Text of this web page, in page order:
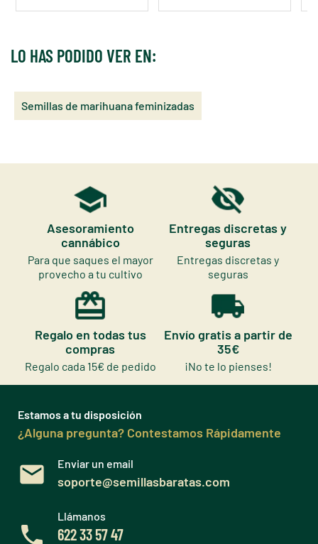
LO HAS PODIDO VER EN:
Semillas de marihuana feminizadas
Asesoramiento
cannábico
Para que saques el mayor
provecho a tu cultivo
Entregas discretas y
seguras
Entregas discretas y
seguras
Regalo en todas tus
compras
Regalo cada 15€ de pedido
Envío gratis a partir de
35€
¡No te lo pienses!
Estamos a tu disposición
¿Alguna pregunta? Contestamos Rápidamente
Enviar un email
soporte@semillasbaratas.com
Llámanos
622 33 57 47